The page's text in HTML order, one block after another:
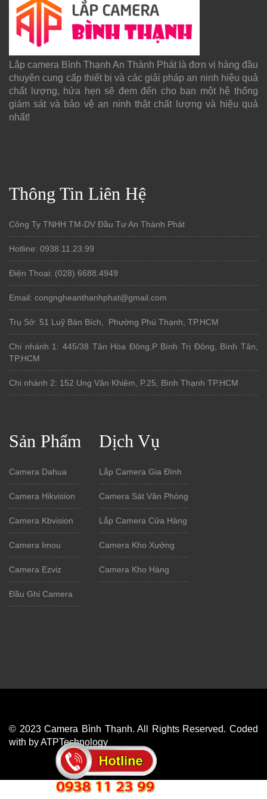
Lắp camera Bình Thạnh An Thành Phát là đơn vị hàng đầu
chuyên cung cấp thiết bị và các giải pháp an ninh hiệu quả
chất lượng, hứa hẹn sẽ đem đến cho bạn một hệ thống
giám sát và bảo vệ an ninh thật chất lượng và hiệu quả
nhất!
Thông Tin Liên Hệ
Công Ty TNHH TM-DV Đầu Tư An Thành Phát
Hotline: 0938.11.23.99
Điện Thoại: (028) 6688.4949
Email: congngheanthanhphat@gmail.com
Trụ Sở: 51 Luỹ Bán Bích, Phường Phú Thạnh, TP.HCM
Chi nhánh 1: 445/38 Tân Hòa Đông,P Bình Trị Đông, Bình Tân,
TP.HCM
Chi nhánh 2: 152 Ung Văn Khiêm, P.25, Bình Thạnh TP.HCM
Sản Phẩm
Camera Dahua
Camera Hikvision
Camera Kbvision
Camera Imou
Camera Ezviz
Đầu Ghi Camera
Dịch Vụ
Lắp Camera Gia Đình
Camera Sát Văn Phòng
Lắp Camera Cửa Hàng
Camera Kho Xưởng
Camera Kho Hàng
© 2023 Camera Bình Thạnh. All Rights Reserved. Coded
with by ATPTechnology